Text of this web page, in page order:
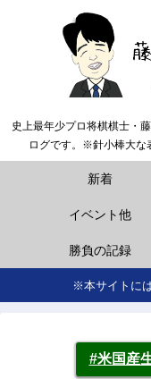
史上最年少プロ将棋棋士・
ログです。※針小棒大な
新着
イベント他
勝負の記録
※本サイトに
#米国産